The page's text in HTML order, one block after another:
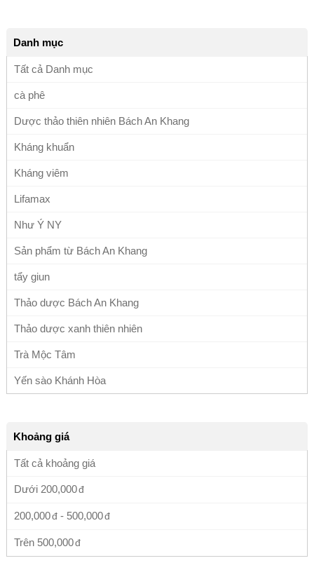
Danh mục
Tất cả Danh mục
cà phê
Dược thảo thiên nhiên Bách An Khang
Kháng khuẩn
Kháng viêm
Lifamax
Như Ý NY
Sản phẩm từ Bách An Khang
tẩy giun
Thảo dược Bách An Khang
Thảo dược xanh thiên nhiên
Trà Mộc Tâm
Yến sào Khánh Hòa
Khoảng giá
Tất cả khoảng giá
Dưới 200,000
200,000 - 500,000
Trên 500,000